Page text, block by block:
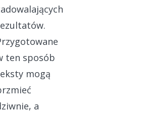
ten sposób
mogą
a